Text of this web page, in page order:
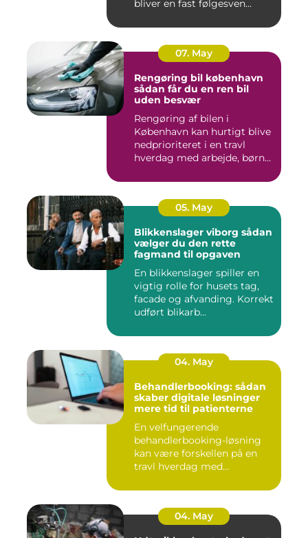
bliver en fast følgesven...
07. May
Rengøring bil københavn
sådan får du en ren bil
uden besvær
Rengøring af bilen i
København kan hurtigt blive
nedprioriteret i en travl
hverdag med arbejde, børn...
05. May
Blikkenslager viborg sådan
vælger du den rette
fagmand til opgaven
En blikkenslager spiller en
vigtig rolle for husets tag,
facade og afvanding. Korrekt
udført blikarb...
04. May
Behandlerbooking: sådan
skaber digitale løsninger
mere tid til patienterne
En velfungerende
behandlerbooking-løsning
kan være forskellen på en
travl hverdag med
04. May